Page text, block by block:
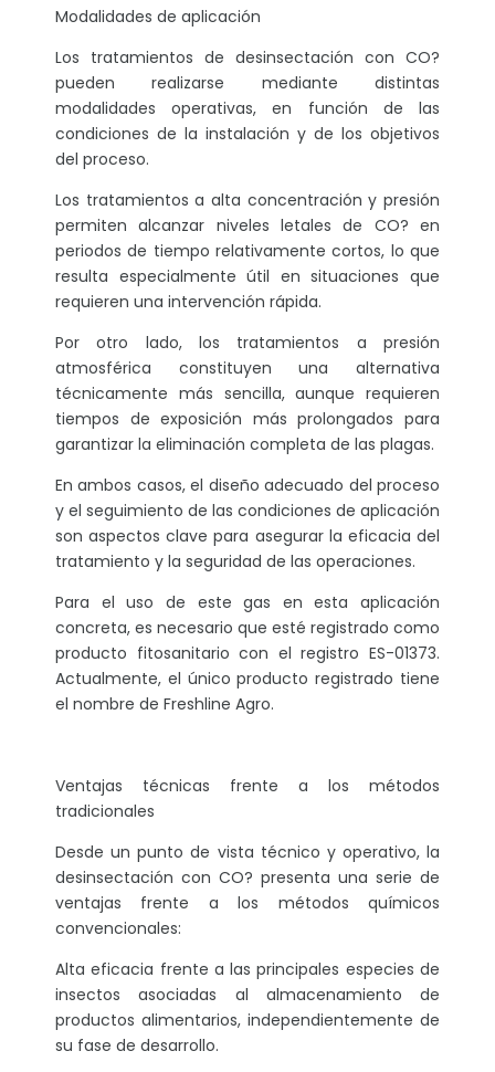
Modalidades de aplicación
Los tratamientos de desinsectación con CO?
pueden realizarse mediante distintas
modalidades operativas, en función de las
condiciones de la instalación y de los objetivos
del proceso.
Los tratamientos a alta concentración y presión
permiten alcanzar niveles letales de CO? en
periodos de tiempo relativamente cortos, lo que
resulta especialmente útil en situaciones que
requieren una intervención rápida.
Por otro lado, los tratamientos a presión
atmosférica constituyen una alternativa
técnicamente más sencilla, aunque requieren
tiempos de exposición más prolongados para
garantizar la eliminación completa de las plagas.
En ambos casos, el diseño adecuado del proceso
y el seguimiento de las condiciones de aplicación
son aspectos clave para asegurar la eficacia del
tratamiento y la seguridad de las operaciones.
Para el uso de este gas en esta aplicación
concreta, es necesario que esté registrado como
producto fitosanitario con el registro ES-01373.
Actualmente, el único producto registrado tiene
el nombre de Freshline Agro.
Ventajas técnicas frente a los métodos
tradicionales
Desde un punto de vista técnico y operativo, la
desinsectación con CO? presenta una serie de
ventajas frente a los métodos químicos
convencionales:
Alta eficacia frente a las principales especies de
insectos asociadas al almacenamiento de
productos alimentarios, independientemente de
su fase de desarrollo.